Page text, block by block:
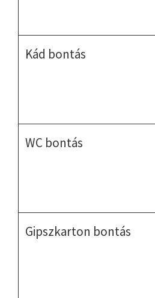
Kád bontás
WC bontás
Gipszkarton bontás